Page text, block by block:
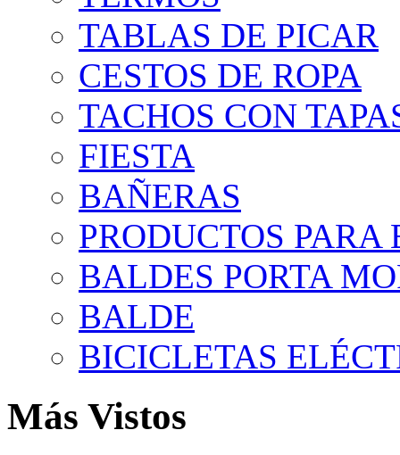
TABLAS DE PICAR
CESTOS DE ROPA
TACHOS CON
FIESTA
BAÑERAS
PRODUCTOS PARA
BALDES PORTA
BALDE
BICICLETAS
Más Vistos